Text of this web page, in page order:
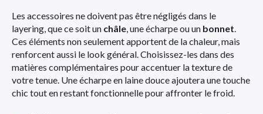
Les accessoires ne doivent pas être négligés dans le
layering, que ce soit un châle, une écharpe ou un bonnet.
Ces éléments non seulement apportent de la chaleur, mais
renforcent aussi le look général. Choisissez-les dans des
matières complémentaires pour accentuer la texture de
votre tenue. Une écharpe en laine douce ajoutera une touche
chic tout en restant fonctionnelle pour affronter le froid.